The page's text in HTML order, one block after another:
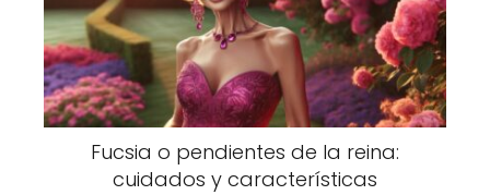
Fucsia o pendientes de la reina:
cuidados y características